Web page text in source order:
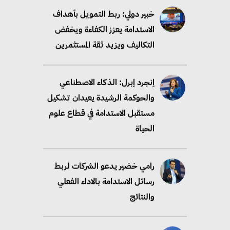
خبير دولي: ربط التمويل بأهداف
الاستدامة يعزز الكفاءة ويخفض
التكاليف ويزيد ثقة المستثمرين
إنجرد إبرل: الذكاء الاصطناعي
والحوكمة الرشيدة يعيدان تشكيل
مستقبل الاستدامة في قطاع علوم
الحياة
رامي خضير يدعو الشركات لربط
رسائل الاستدامة بالاداء الفعلي
والنتائج